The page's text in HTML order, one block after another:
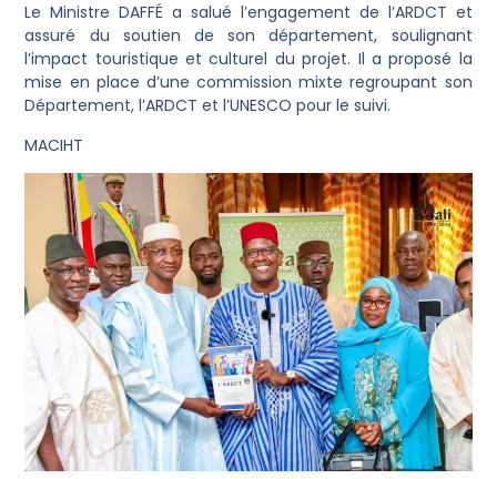
Le Ministre DAFFÉ a salué l’engagement de l’ARDCT et
assuré du soutien de son département, soulignant
l’impact touristique et culturel du projet. Il a proposé la
mise en place d’une commission mixte regroupant son
Département, l’ARDCT et l’UNESCO pour le suivi.
MACIHT